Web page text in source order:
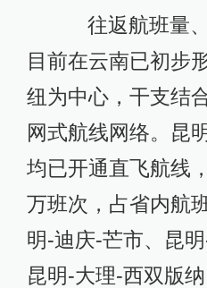
往返航班量
目前在云南已初步
纽为中心，干支结
网式航线网络。昆
均已开通直飞航线
万班次，占省内航
明-迪庆-芒市、昆明
昆明-大理-西双版